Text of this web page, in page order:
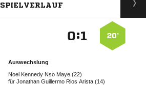
SPIELVERLAUF
20’
:
Auswechslung
    
für    